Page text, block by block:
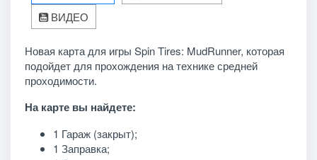
ВИДЕО
Новая карта для игры Spin Tires: MudRunner, которая
подойдет для прохождения на технике средней
проходимости.
На карте вы найдете:
1 Гараж (закрыт);
1 Заправка;